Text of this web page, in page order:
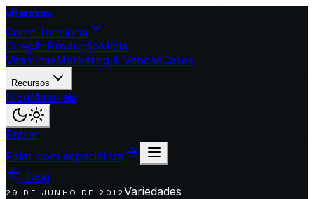
vitamina.
Como funciona
DireçãoProduçãoMídia
VitaminasMarketing & VendasCases
Recursos
BlogMateriais
Entrar
Falar com especialista
Blog
29 DE JUNHO DE 2012Variedades